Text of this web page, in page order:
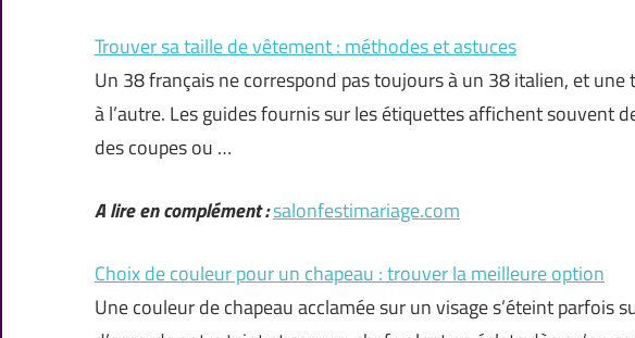
Trouver sa taille de vêtement : méthodes et astuces
Un 38 français ne correspond pas toujours à un 38 italien, et
à l’autre. Les guides fournis sur les étiquettes affichent souvent
des coupes ou …
A lire en complément :salonfestimariage.com
Choix de couleur pour un chapeau : trouver la meilleure option
Une couleur de chapeau acclamée sur un visage s’éteint parfois